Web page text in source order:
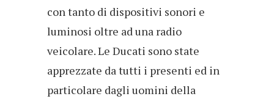
con tanto di dispositivi sonori e
luminosi oltre ad una radio
veicolare. Le Ducati sono state
apprezzate da tutti i presenti ed in
particolare dagli uomini della